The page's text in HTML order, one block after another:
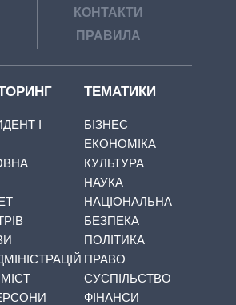
КОНТАКТИ
ПРАВИЛА
І
ТЕМАТИКИ
БІЗНЕС
ЕКОНОМІКА
КУЛЬТУРА
НАУКА
НАЦІОНАЛЬНА
БЕЗПЕКА
ПОЛІТИКА
ПРАВО
СУСПІЛЬСТВО
ФІНАНСИ